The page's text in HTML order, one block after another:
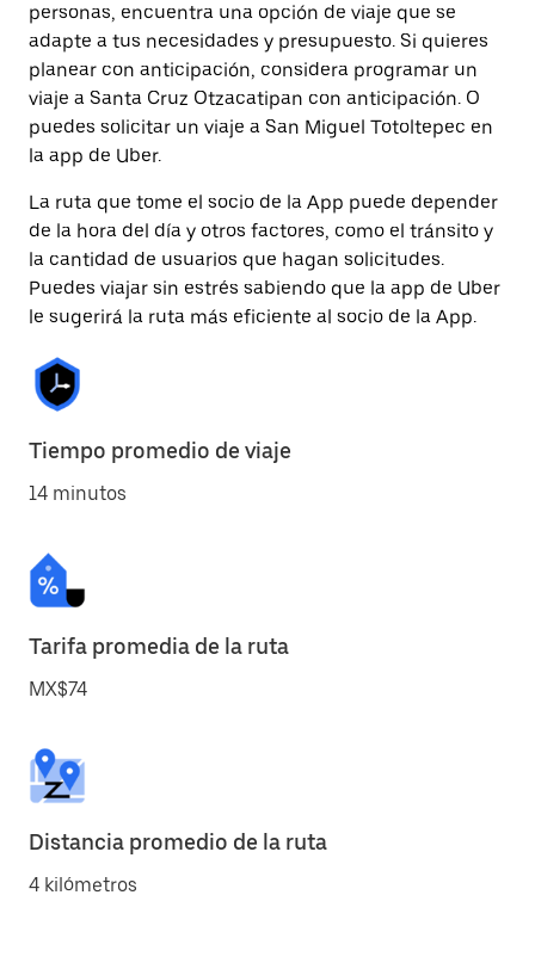
personas, encuentra una opción de viaje que se
adapte a tus necesidades y presupuesto. Si quieres
planear con anticipación, considera programar un
viaje a Santa Cruz Otzacatipan con anticipación. O
puedes solicitar un viaje a San Miguel Totoltepec en
la app de Uber.
La ruta que tome el socio de la App puede depender
de la hora del día y otros factores, como el tránsito y
la cantidad de usuarios que hagan solicitudes.
Puedes viajar sin estrés sabiendo que la app de Uber
le sugerirá la ruta más eficiente al socio de la App.
Tiempo promedio de viaje
14 minutos
Tarifa promedia de la ruta
MX$74
Distancia promedio de la ruta
4 kilómetros